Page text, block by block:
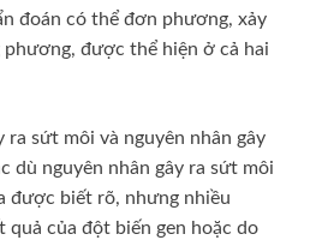
đoán có thể đơn phương, xảy
phương, được thể hiện ở cả hai
ra sứt môi và nguyên nhân gây
dù nguyên nhân gây ra sứt môi
được biết rõ, nhưng nhiều
quả của đột biến gen hoặc do